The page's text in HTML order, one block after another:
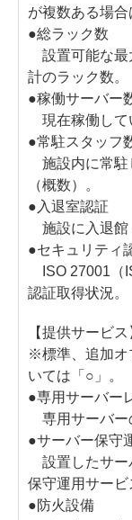
が複数ある場合
●総ラック数
設置可能な最
計のラック数。
●稼働サーバー
現在稼働して
●常駐スタッフ
施設内に常駐
（概数）。
●入退室認証
施設に入退館
●セキュリティ
ISO 27001（
認証取得状況。
【提供サービス
※標準、追加オ
いては「○」。
●専用サーバー
専用サーバー
●サーバー保守
設置したサー
保守運用サービ
●防火設備